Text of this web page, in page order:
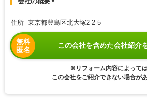
住所 東京都豊島区北大塚2-2-5
無料
匿名
この会社を含めた会社紹介
※リフォーム内容によっては
この会社をご紹介できない場合があ